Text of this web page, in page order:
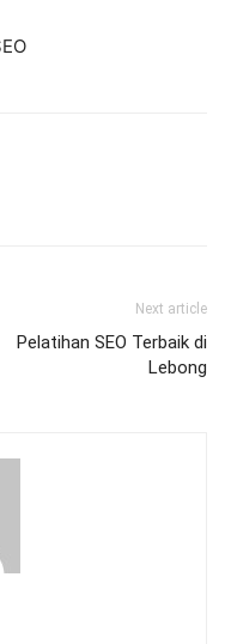
Next article
Pelatihan SEO Terbaik di
Lebong